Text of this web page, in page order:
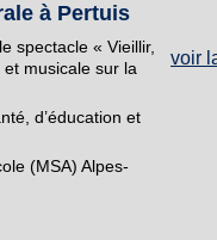
à Pertuis
voir
spectacle « Vieillir,
musicale sur la
d’éducation et
(MSA) Alpes-